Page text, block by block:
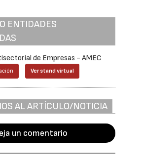
ENTIDADES
de Empresas - AMEC
Ver stand virtual
AL ARTÍCULO/NOTICIA
un comentario